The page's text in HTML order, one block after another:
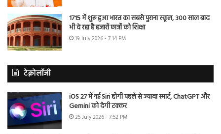
1715 में शुरू हुआ भारत का सबसे पुराना स्कूल, 300 साल बाद
भी दे रहा है हजारों छात्रों को शिक्षा
19 July 2026 - 7:14 PM
टेक्नोलॉजी
iOS 27 में नई Siri होगी पहले से ज्यादा स्मार्ट, ChatGPT और
Gemini को देगी टक्कर
25 July 2026 - 7:52 PM